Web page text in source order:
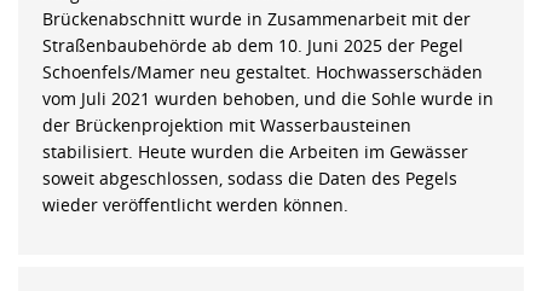
Brückenabschnitt wurde in Zusammenarbeit mit der
Straßenbaubehörde ab dem 10. Juni 2025 der Pegel
Schoenfels/Mamer neu gestaltet. Hochwasserschäden
vom Juli 2021 wurden behoben, und die Sohle wurde in
der Brückenprojektion mit Wasserbausteinen
stabilisiert. Heute wurden die Arbeiten im Gewässer
soweit abgeschlossen, sodass die Daten des Pegels
wieder veröffentlicht werden können.